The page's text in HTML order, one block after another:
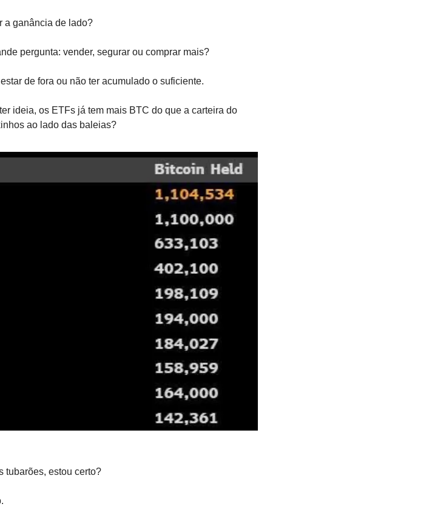
a ganância de lado?
pergunta: vender, segurar ou comprar mais?
de fora ou não ter acumulado o suficiente.
ideia, os ETFs já tem mais BTC do que a carteira do
ao lado das baleias?
tubarões, estou certo?